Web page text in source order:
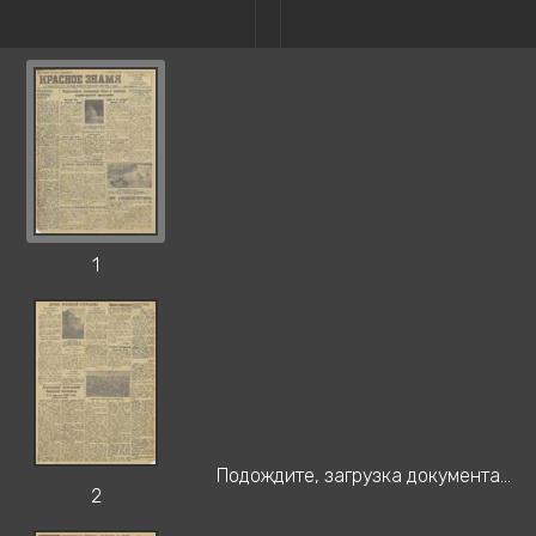
1
2
Подождите, загрузка документа...